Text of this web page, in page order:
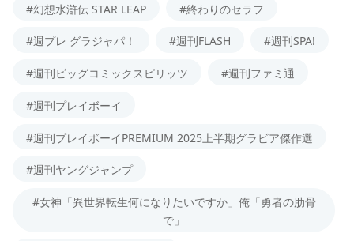
#幻想水滸伝 STAR LEAP #終わりのセラフ
#週プレ グラジャパ！ #週刊FLASH #週刊SPA!
#週刊ビッグコミックスピリッツ #週刊ファミ通
#週刊プレイボーイ
#週刊プレイボーイPREMIUM 2025上半期グラビア傑作選
#週刊ヤングジャンプ
#女神「異世界転生何になりたいですか」俺「勇者の肋骨
で」